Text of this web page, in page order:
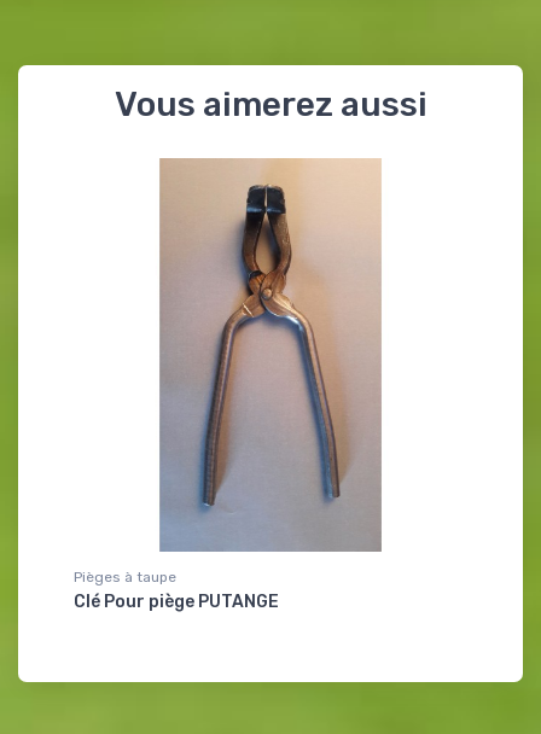
Vous aimerez aussi
Pièges à taupe
Clé Pour piège PUTANGE